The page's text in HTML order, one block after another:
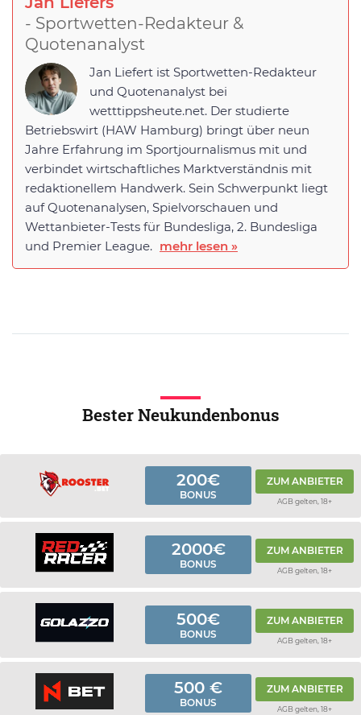
- Sportwetten-Redakteur &
Quotenanalyst
Jan Liefert ist Sportwetten-Redakteur
und Quotenanalyst bei
wetttippsheute.net. Der studierte
Betriebswirt (HAW Hamburg) bringt über neun
Jahre Erfahrung im Sportjournalismus mit und
verbindet wirtschaftliches Marktverständnis mit
redaktionellem Handwerk. Sein Schwerpunkt liegt
auf Quotenanalysen, Spielvorschauen und
Wettanbieter-Tests für Bundesliga, 2. Bundesliga
und Premier League. mehr lesen »
Bester Neukundenbonus
200€
BONUS
ZUM ANBIETER
AGB gelten, 18+
2000€
BONUS
ZUM ANBIETER
AGB gelten, 18+
500€
BONUS
ZUM ANBIETER
AGB gelten, 18+
500 €
BONUS
ZUM ANBIETER
AGB gelten, 18+